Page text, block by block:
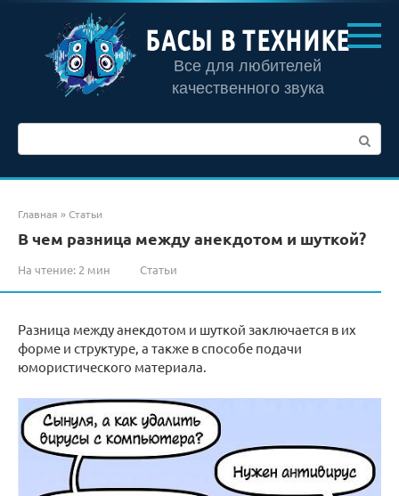
контенту
БАСЫ В ТЕХНИКЕ
Все для любителей
качественного звука
Главная »Статьи
В чем разница между анекдотом и шуткой?
На чтение: 2 мин Статьи
Разница между анекдотом и шуткой заключается в их
форме и структуре, а также в способе подачи
юмористического материала.